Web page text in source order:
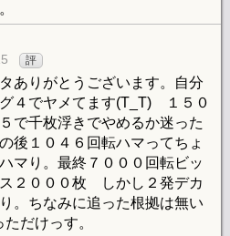
評
ありがとうございます。自分
４でヤメてます(T_T) １５０
で千枚浮きでやめるか迷った
後１０４６回転ハマってちょ
マり。最終７０００回転ビッ
２０００枚 しかし２発デカ
。ちなみに追った根拠は無い
だけっす。